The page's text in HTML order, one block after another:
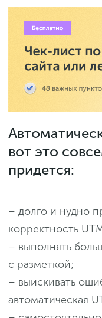
вот это
придется:
– долго и нудно
корректность
– выполнять
с разметкой;
– выискивать
автоматическая